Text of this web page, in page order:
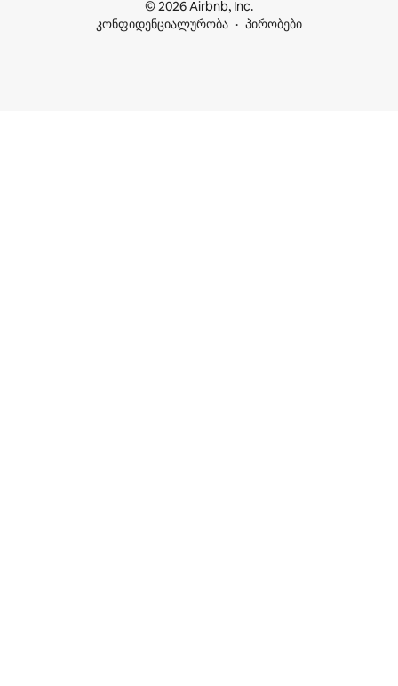
© 2026 Airbnb, Inc.
კონფიდენციალურობა
პირობები